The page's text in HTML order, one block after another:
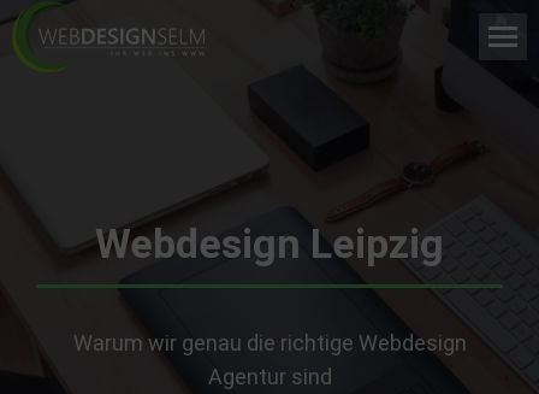
Webdesign Leipzig
Warum wir genau die richtige Webdesign
Agentur sind